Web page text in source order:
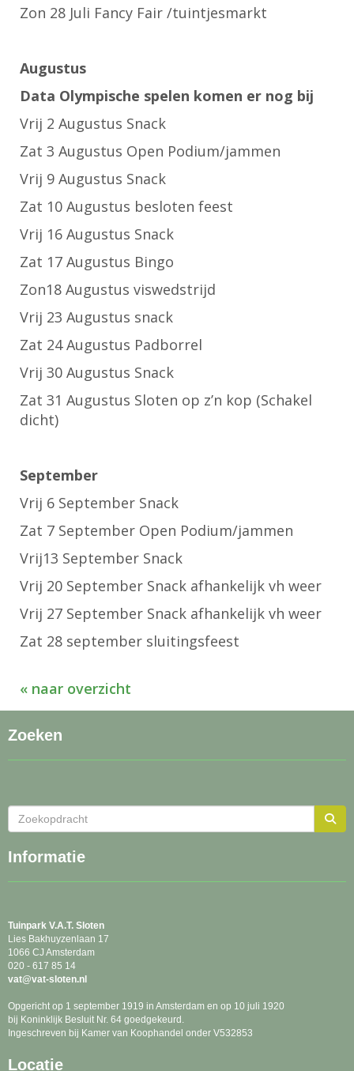
Zon 28 Juli Fancy Fair /tuintjesmarkt
Augustus
Data Olympische spelen komen er nog bij
Vrij 2 Augustus Snack
Zat 3 Augustus Open Podium/jammen
Vrij 9 Augustus Snack
Zat 10 Augustus besloten feest
Vrij 16 Augustus Snack
Zat 17 Augustus Bingo
Zon18 Augustus viswedstrijd
Vrij 23 Augustus snack
Zat 24 Augustus Padborrel
Vrij 30 Augustus Snack
Zat 31 Augustus Sloten op z’n kop (Schakel
dicht)
September
Vrij 6 September Snack
Zat 7 September Open Podium/jammen
Vrij13 September Snack
Vrij 20 September Snack afhankelijk vh weer
Vrij 27 September Snack afhankelijk vh weer
Zat 28 september sluitingsfeest
« naar overzicht
Zoeken
Informatie
Tuinpark V.A.T. Sloten
Lies Bakhuyzenlaan 17
1066 CJ Amsterdam
020 - 617 85 14
tav@vat-sloten.nl
Opgericht op 1 september 1919 in Amsterdam en op 10 juli 1920
bij Koninklijk Besluit Nr. 64 goedgekeurd.
Ingeschreven bij Kamer van Koophandel onder V532853
Locatie